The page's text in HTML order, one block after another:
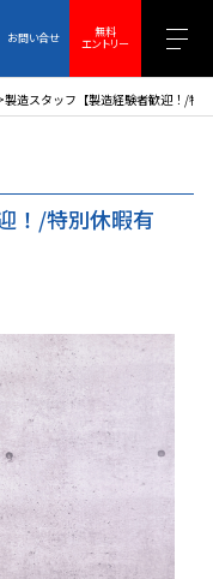
お問い合せ 無料
エントリー
無料エントリー
製造スタッフ【製造経験者歓迎！/特
！/特別休暇有